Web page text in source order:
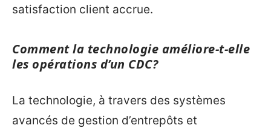
satisfaction client accrue.
Comment la technologie améliore-t-elle
les opérations d’un CDC?
La technologie, à travers des systèmes
avancés de gestion d’entrepôts et